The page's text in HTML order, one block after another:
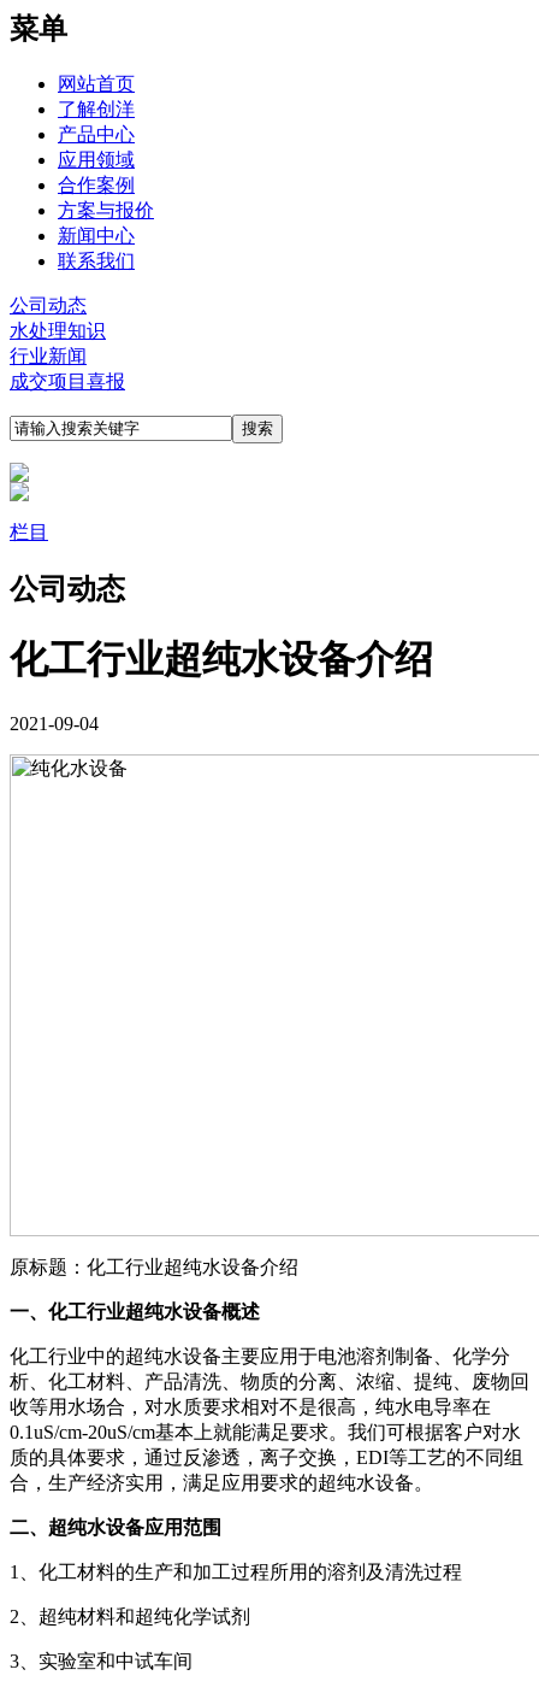
菜单
网站首页
了解创洋
产品中心
应用领域
合作案例
方案与报价
新闻中心
联系我们
公司动态
水处理知识
行业新闻
成交项目喜报
栏目
公司动态
化工行业超纯水设备介绍
2021-09-04
原标题：化工行业超纯水设备介绍
一、化工行业超纯水设备概述
化工行业中的超纯水设备主要应用于电池溶剂制备、化学分
析、化工材料、产品清洗、物质的分离、浓缩、提纯、废物回
收等用水场合，对水质要求相对不是很高，纯水电导率在
0.1uS/cm-20uS/cm基本上就能满足要求。我们可根据客户对水
质的具体要求，通过反渗透，离子交换，EDI等工艺的不同组
合，生产经济实用，满足应用要求的超纯水设备。
二、超纯水设备应用范围
1、化工材料的生产和加工过程所用的溶剂及清洗过程
2、超纯材料和超纯化学试剂
3、实验室和中试车间